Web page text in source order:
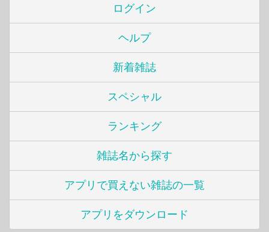
ログイン
ヘルプ
新着雑誌
スペシャル
ランキング
雑誌名から探す
アプリで買えない雑誌の一覧
アプリをダウンロード